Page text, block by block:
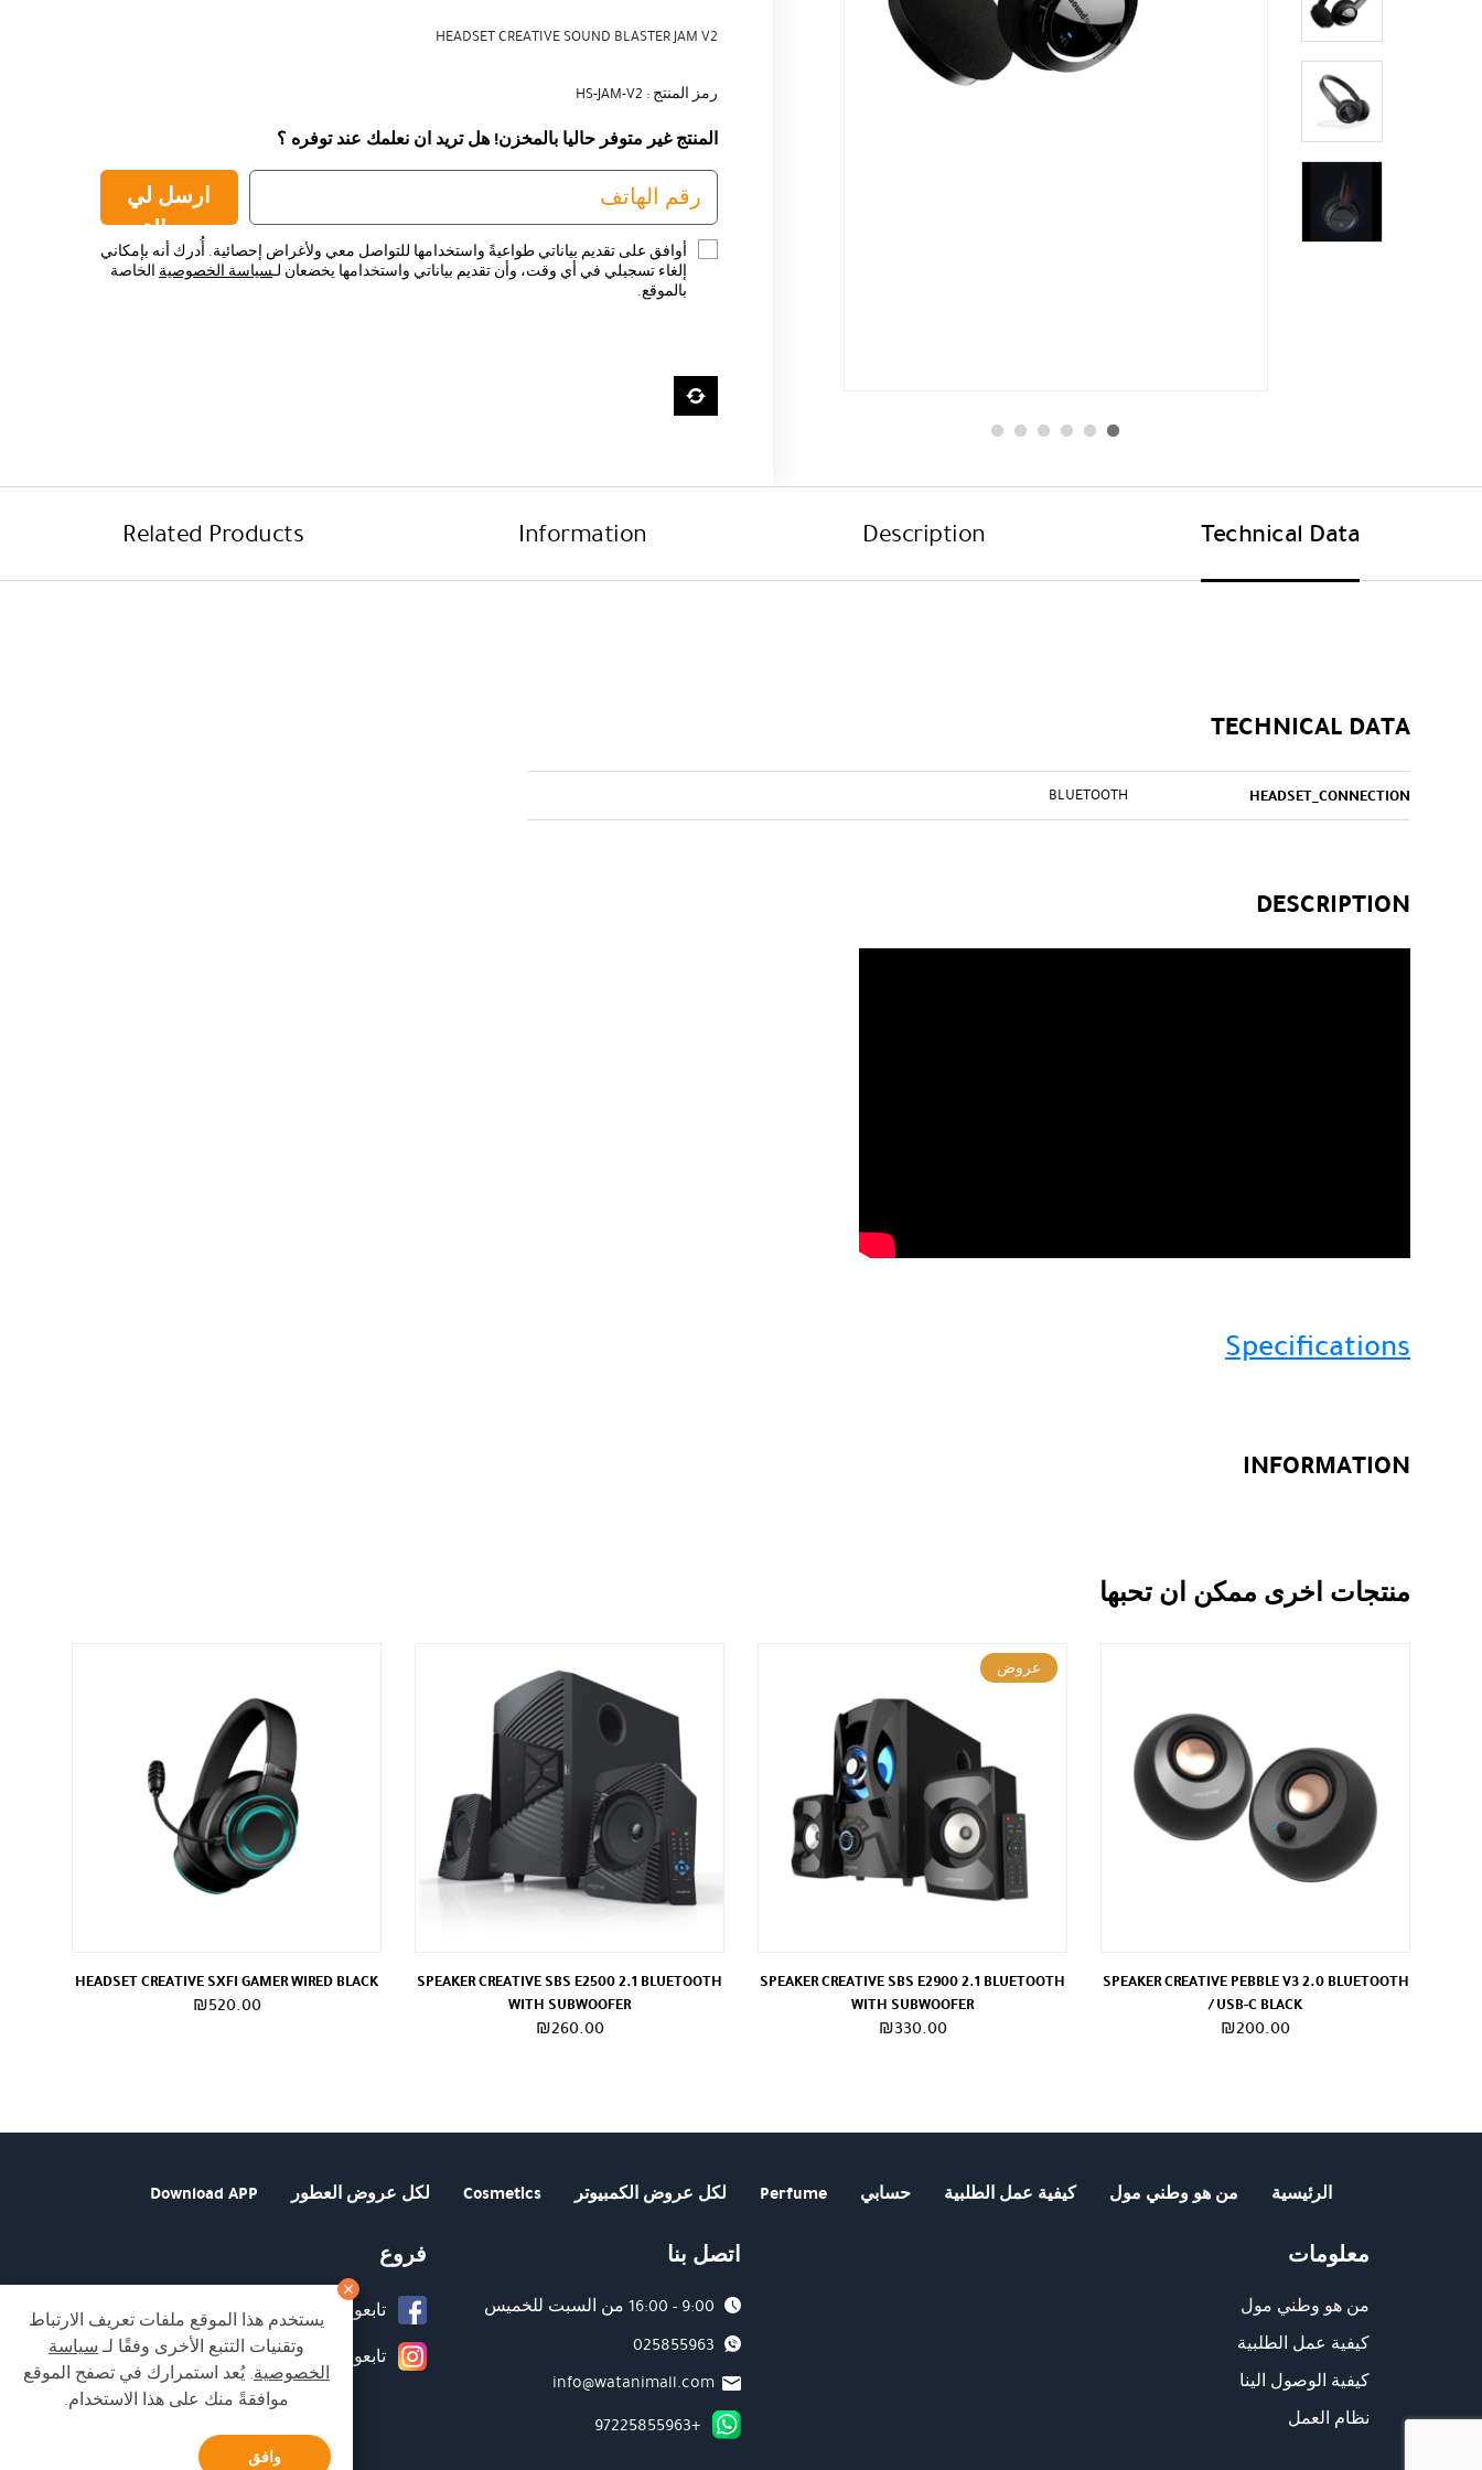
HEADSET CREATIVE SOUND BLASTER JAM V2
رمز المنتج : HS-JAM-V2
المنتج غير متوفر حاليا بالمخزن! هل تريد ان نعلمك عند توفره ؟
ارسل لي
رسالة
أوافق على تقديم بياناتي طواعيةً واستخدامها للتواصل معي ولأغراض إحصائية. أُدرك أنه بإمكاني
إلغاء تسجيلي في أي وقت، وأن تقديم بياناتي واستخدامها يخضعان لـسياسة الخصوصيةالخاصة
بالموقع.
Technical Data
Description
Information
Related Products
TECHNICAL DATA
HEADSET_CONNECTION
BLUETOOTH
DESCRIPTION
Specifications
INFORMATION
منتجات اخرى ممكن ان تحبها
SPEAKER CREATIVE PEBBLE V3 2.0 BLUETOOTH
/ USB-C BLACK
₪200.00
عروض
SPEAKER CREATIVE SBS E2900 2.1 BLUETOOTH
WITH SUBWOOFER
₪330.00
SPEAKER CREATIVE SBS E2500 2.1 BLUETOOTH
WITH SUBWOOFER
₪260.00
HEADSET CREATIVE SXFI GAMER WIRED BLACK
₪520.00
الرئيسية من هو وطني مول كيفية عمل الطلبية حسابي Perfume لكل عروض الكمبيوتر Cosmetics لكل عروض العطور Download APP
معلومات
من هو وطني مول
كيفية عمل الطلبية
كيفية الوصول الينا
نظام العمل
اتصل بنا
9:00 - 16:00 من السبت للخميس
025855963
info@watanimall.com
+97225855963
فروع
تابعونا على صفحة الفيسبوك
تابعونا على انستغرام
يستخدم هذا الموقع ملفات تعريف الارتباط
وتقنيات التتبع الأخرى وفقًا لـسياسة
الخصوصية. يُعد استمرارك في تصفح الموقع
موافقةً منك على هذا الاستخدام.
وافق